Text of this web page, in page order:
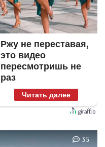
Ржу не переставая,
это видео
пересмотришь не
раз
Читать далее
35